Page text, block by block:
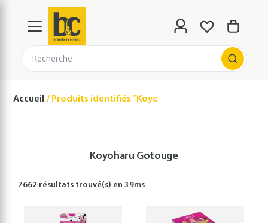
Recherche
Accueil Produits identifiés “Koyoharu Gotouge”
Koyoharu Gotouge
7662 résultats trouvé(s) en39ms